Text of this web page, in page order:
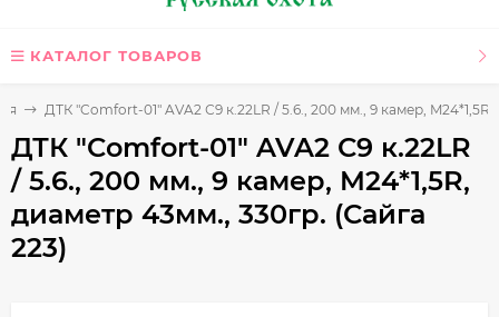
КАТАЛОГ ТОВАРОВ
ДТК "Comfort-01" AVA2 С9 к.22LR / 5.6., 200 мм., 9 камер,
ДТК "Comfort-01" AVA2 С9 к.22LR
/ 5.6., 200 мм., 9 камер, M24*1,5R,
диаметр 43мм., 330гр. (Сайга
223)